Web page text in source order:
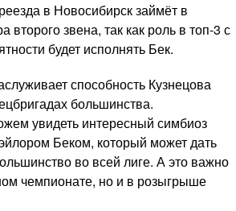
в Новосибирск займёт в
второго звена, так как роль в топ-3 с
будет исполнять Бек.
способность Кузнецова
большинства.
увидеть интересный симбиоз
Беком, который может дать
во всей лиге. А это важно
чемпионате, но и в розыгрыше